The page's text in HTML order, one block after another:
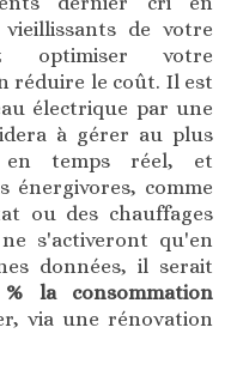
de votre
optimiser votre
réduire le coût. Il est
électrique par une
à gérer au plus
en temps réel, et
énergivores, comme
ou des chauffages
s'activeront qu'en
données, il serait
la consommation
via une rénovation